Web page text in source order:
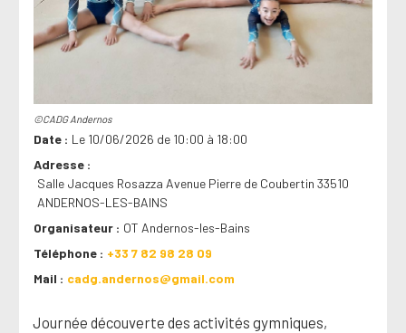
©CADG Andernos
Date
Le 10/06/2026 de 10:00 à 18:00
Adresse
Salle Jacques Rosazza Avenue Pierre de Coubertin 33510
ANDERNOS-LES-BAINS
Organisateur
OT Andernos-les-Bains
Téléphone
+33 7 82 98 28 09
Mail
cadg.andernos@gmail.com
Journée découverte des activités gymniques,